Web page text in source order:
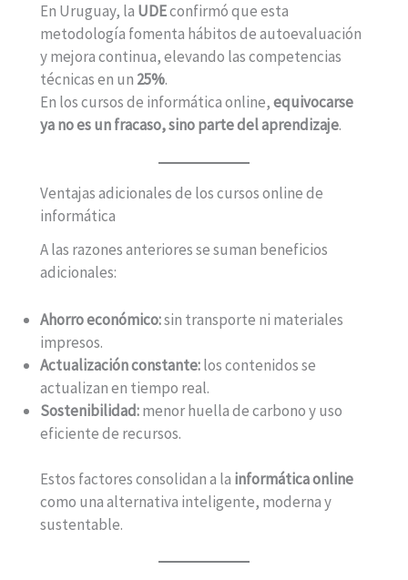
En Uruguay, la UDEconfirmó que esta
metodología fomenta hábitos de autoevaluación
y mejora continua, elevando las competencias
técnicas en un 25%.
En los cursos de informática online,equivocarse
ya no es un fracaso, sino parte del aprendizaje.
Ventajas adicionales de los cursos online de
informática
A las razones anteriores se suman beneficios
adicionales:
Ahorro económico:sin transporte ni materiales
impresos.
Actualización constante:los contenidos se
actualizan en tiempo real.
Sostenibilidad:menor huella de carbono y uso
eficiente de recursos.
Estos factores consolidan a la informática online
como una alternativa inteligente, moderna y
sustentable.